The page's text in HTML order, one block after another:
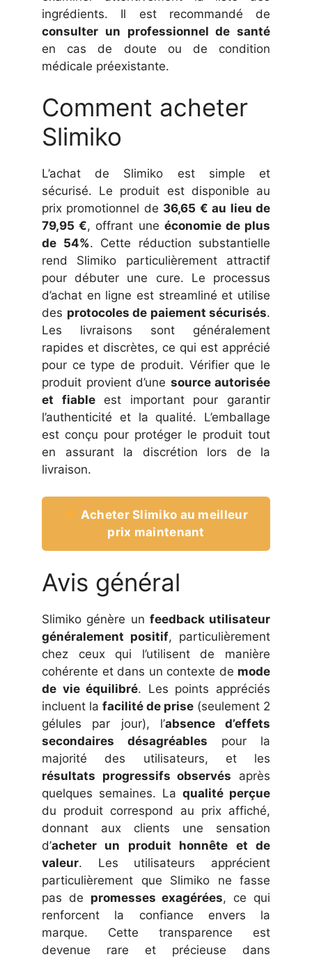
ingrédients. Il est recommandé de
consulter un professionnel de santé
en cas de doute ou de condition
médicale préexistante.
Comment acheter
Slimiko
L’achat de Slimiko est simple et
sécurisé. Le produit est disponible au
prix promotionnel de 36,65 € au lieu de
79,95 €, offrant une économie de plus
de 54%. Cette réduction substantielle
rend Slimiko particulièrement attractif
pour débuter une cure. Le processus
d’achat en ligne est streamliné et utilise
des protocoles de paiement sécurisés.
Les livraisons sont généralement
rapides et discrètes, ce qui est apprécié
pour ce type de produit. Vérifier que le
produit provient d’une source autorisée
et fiableest important pour garantir
l’authenticité et la qualité. L’emballage
est conçu pour protéger le produit tout
en assurant la discrétion lors de la
livraison.
Acheter Slimiko au meilleur
prix maintenant
Avis général
Slimiko génère un feedback utilisateur
généralement positif, particulièrement
chez ceux qui l’utilisent de manière
cohérente et dans un contexte de mode
de vie équilibré. Les points appréciés
incluent la facilité de prise (seulement 2
gélules par jour), l’absence d’effets
secondaires désagréables pour la
majorité des utilisateurs, et les
résultats progressifs observés après
quelques semaines. La qualité perçue
du produit correspond au prix affiché,
donnant aux clients une sensation
d’acheter un produit honnête et de
valeur. Les utilisateurs apprécient
particulièrement que Slimiko ne fasse
pas de promesses exagérées, ce qui
renforcent la confiance envers la
marque. Cette transparence est
devenue rare et précieuse dans